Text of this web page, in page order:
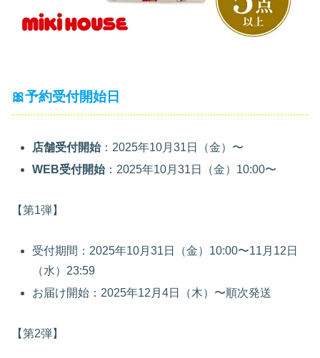
🎀予約受付開始日
店舗受付開始：2025年10月31日（金）〜
WEB受付開始：2025年10月31日（金）10:00〜
【第1弾】
受付期間：2025年10月31日（金）10:00〜11月12日
（水）23:59
お届け開始：2025年12月4日（木）〜順次発送
【第2弾】